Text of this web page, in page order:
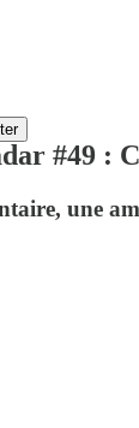
#49 :
une